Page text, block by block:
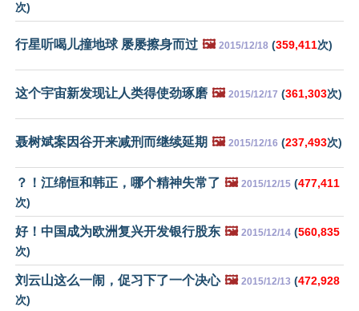
次)
行星听喝儿撞地球 屡屡擦身而过 🖼️ 2015/12/18 (359,411次)
这个宇宙新发现让人类得使劲琢磨 🖼️ 2015/12/17 (361,303次)
聂树斌案因谷开来减刑而继续延期 🖼️ 2015/12/16 (237,493次)
？！江绵恒和韩正，哪个精神失常了 🖼️ 2015/12/15 (477,411
次)
好！中国成为欧洲复兴开发银行股东 🖼️ 2015/12/14 (560,835
次)
刘云山这么一闹，促习下了一个决心 🖼️ 2015/12/13 (472,928
次)